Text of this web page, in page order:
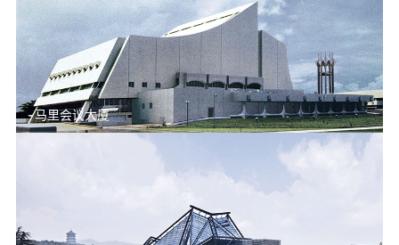
马里会议大厦